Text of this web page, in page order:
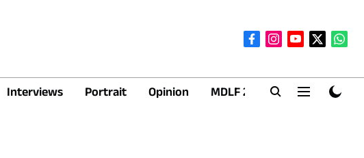
Interviews Portrait Opinion MDLF 2026